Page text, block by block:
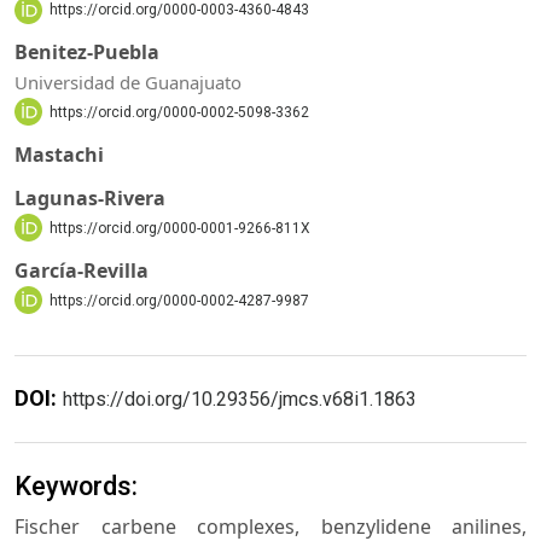
https://orcid.org/0000-0003-4360-4843
Benitez-Puebla
Universidad de Guanajuato
https://orcid.org/0000-0002-5098-3362
Mastachi
Lagunas-Rivera
https://orcid.org/0000-0001-9266-811X
García-Revilla
https://orcid.org/0000-0002-4287-9987
DOI: https://doi.org/10.29356/jmcs.v68i1.1863
Keywords:
Fischer carbene complexes, benzylidene anilines,